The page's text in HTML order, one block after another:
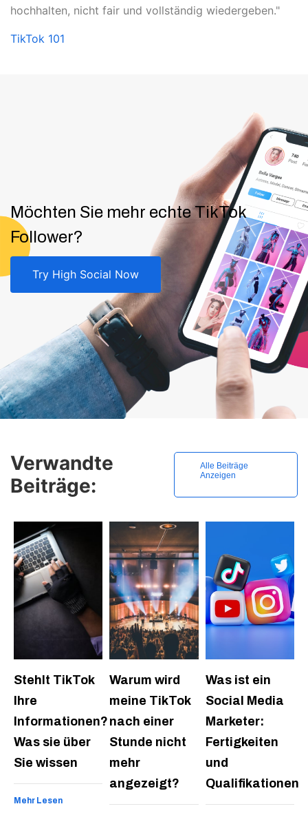
hochhalten, nicht fair und vollständig wiedergeben."
TikTok 101
Möchten Sie mehr echte TikTok
Follower?
Try High Social Now
Verwandte
Beiträge:
Alle Beiträge
Anzeigen
Stehlt TikTok
Ihre
Informationen?
Was sie über
Sie wissen
Mehr Lesen
Warum wird
meine TikTok
nach einer
Stunde nicht
mehr
angezeigt?
Was ist ein
Social Media
Marketer:
Fertigkeiten
und
Qualifikationen